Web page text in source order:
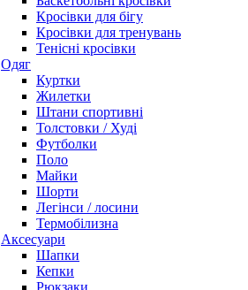
Кросівки для бігу
Кросівки для тренувань
Тенісні кросівки
Одяг
Куртки
Жилетки
Штани спортивні
Толстовки / Худі
Футболки
Поло
Майки
Шорти
Легінси / лосини
Термобілизна
Аксесуари
Шапки
Кепки
Рюкзаки